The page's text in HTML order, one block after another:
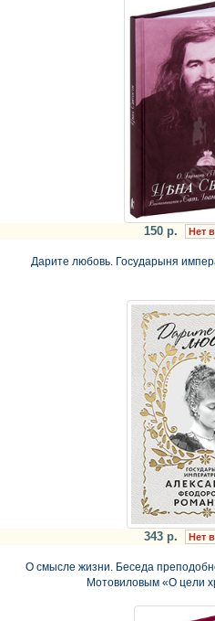
150 р. Нет
Дарите любовь. Государыня
343 р. Нет
О смысле жизни. Беседа
Мотовиловым «О цели